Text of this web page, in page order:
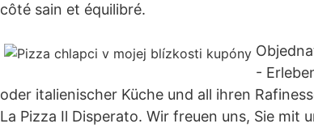
côté sain et équilibré.
-
oder italienischer Küche und all ihren
La Pizza Il Disperato. Wir freuen uns, Sie mit